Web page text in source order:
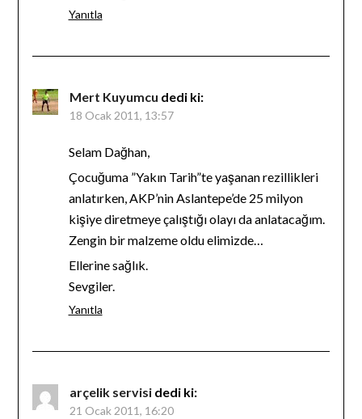
Yanıtla
Mert Kuyumcu dedi ki:
18 Ocak 2011, 13:57
Selam Dağhan,
Çocuğuma ”Yakın Tarih”te yaşanan rezillikleri
anlatırken, AKP’nin Aslantepe’de 25 milyon
kişiye diretmeye çalıştığı olayı da anlatacağım.
Zengin bir malzeme oldu elimizde…
Ellerine sağlık.
Sevgiler.
Yanıtla
arçelik servisi dedi ki:
21 Ocak 2011, 16:20